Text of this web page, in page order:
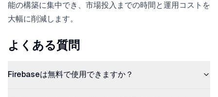
能の構築に集中でき、市場投入までの時間と運用コストを
大幅に削減します。
よくある質問
Firebaseは無料で使用できますか？